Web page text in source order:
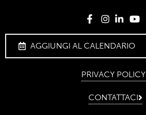
AGGIUNGI AL CALENDARIO
PRIVACY POLICY
CONTATTACI